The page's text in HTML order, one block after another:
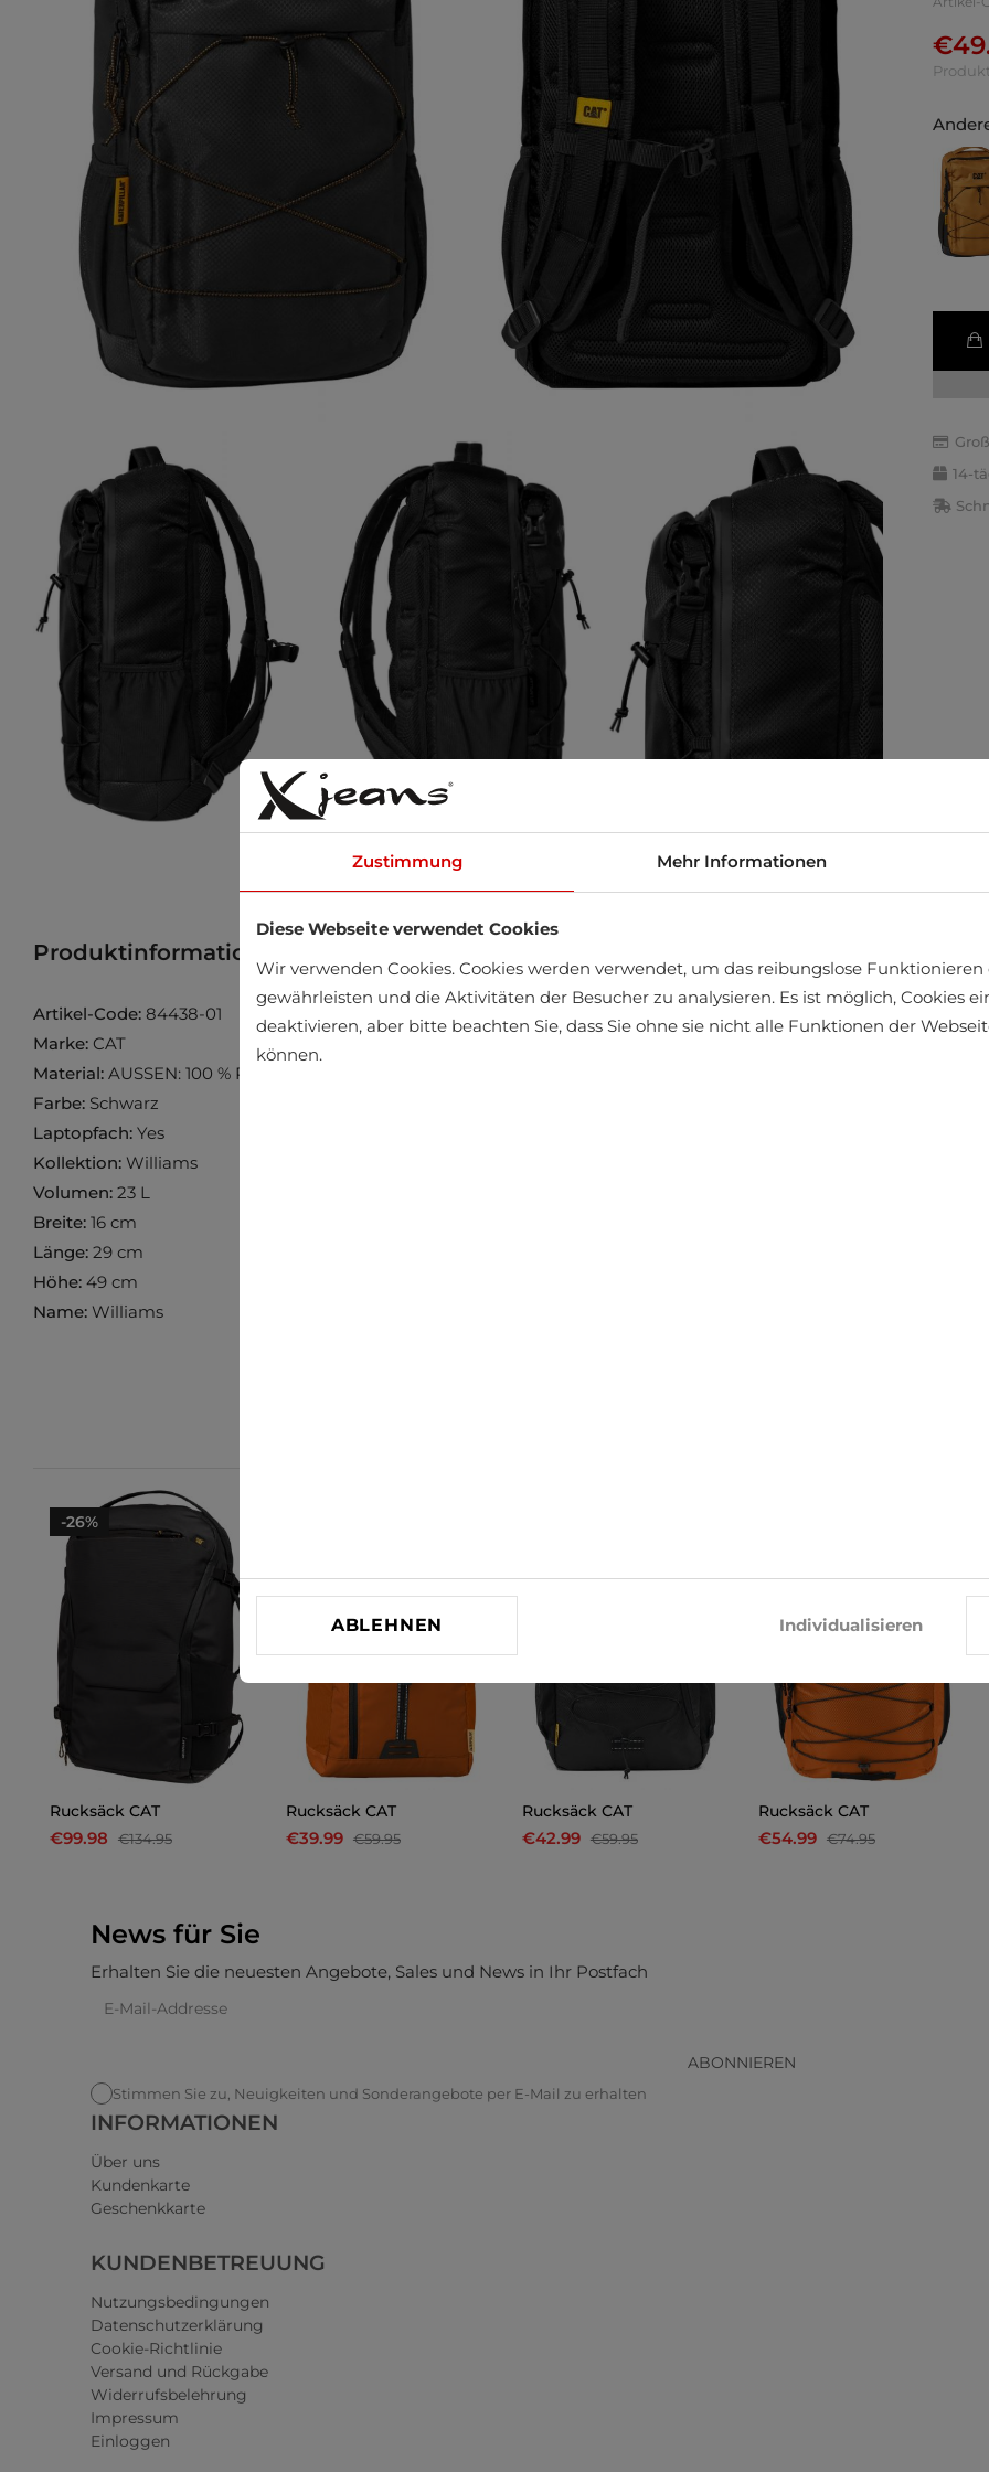
€
14-
Produktinformation
Artikel-Code: 84438-01
Marke: CAT
Material: AUSSEN: 100 % POLYESTER, INNEN: 100 % POLYESTER
Farbe: Schwarz
Laptopfach: Yes
Kollektion: Williams
Volumen: 23 L
Breite: 16 cm
Länge: 29 cm
Höhe: 49 cm
Name: Williams
Wie
Die
Marke
Einsatz.
dem
-26%
Rucksäck CAT
€99.98
€134.95
Rucksäck CAT
€39.99 €59.95
Rucksäck CAT
€42.99 €59.95
Rucksäck CAT
€54.99 €74.95
News für Sie
Erhalten Sie die neuesten Angebote, Sales und News in Ihr Postfach
ABONNIEREN
Stimmen Sie zu, Neuigkeiten und Sonderangebote per E-Mail zu erhalten
INFORMATIONEN
Über uns
Kundenkarte
Geschenkkarte
KUNDENBETREUUNG
Nutzungsbedingungen
Datenschutzerklärung
Cookie-Richtlinie
Versand und Rückgabe
Widerrufsbelehrung
Impressum
Einloggen
Zustimmung Mehr Informationen
Diese Webseite verwendet Cookies
Wir verwenden Cookies. Cookies werden verwendet, um das reibungslose Funktionieren
gewährleisten und die Aktivitäten der Besucher zu analysieren. Es ist möglich, Cookies
deaktivieren, aber bitte beachten Sie, dass Sie ohne sie nicht alle Funktionen der
können.
ABLEHNEN Individualisieren